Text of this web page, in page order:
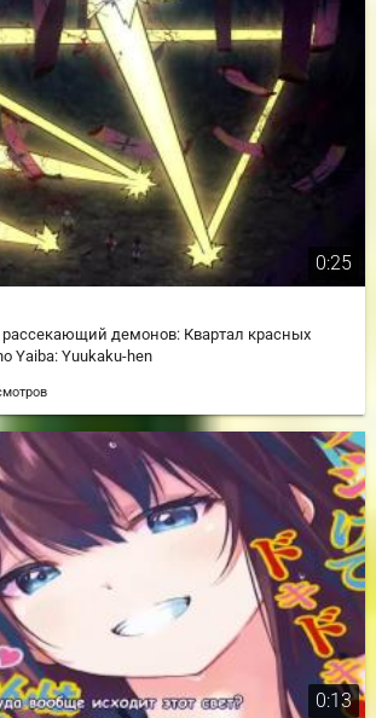
0:25
рассекающий демонов: Квартал красных
Yaiba: Yuukaku-hen
0:13